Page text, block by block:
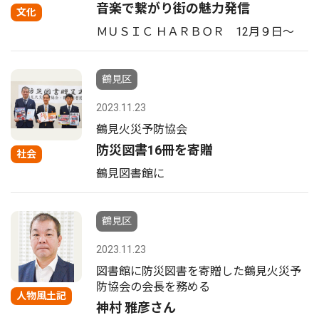
文化 音楽で繋がり街の魅力発信
ＭＵＳＩＣ ＨＡＲＢＯＲ 12月９日〜
社会
鶴見区
2023.11.23
鶴見火災予防協会
防災図書16冊を寄贈
鶴見図書館に
人物風土記
鶴見区
2023.11.23
図書館に防災図書を寄贈した鶴見火災予
防協会の会長を務める
神村 雅彦さん